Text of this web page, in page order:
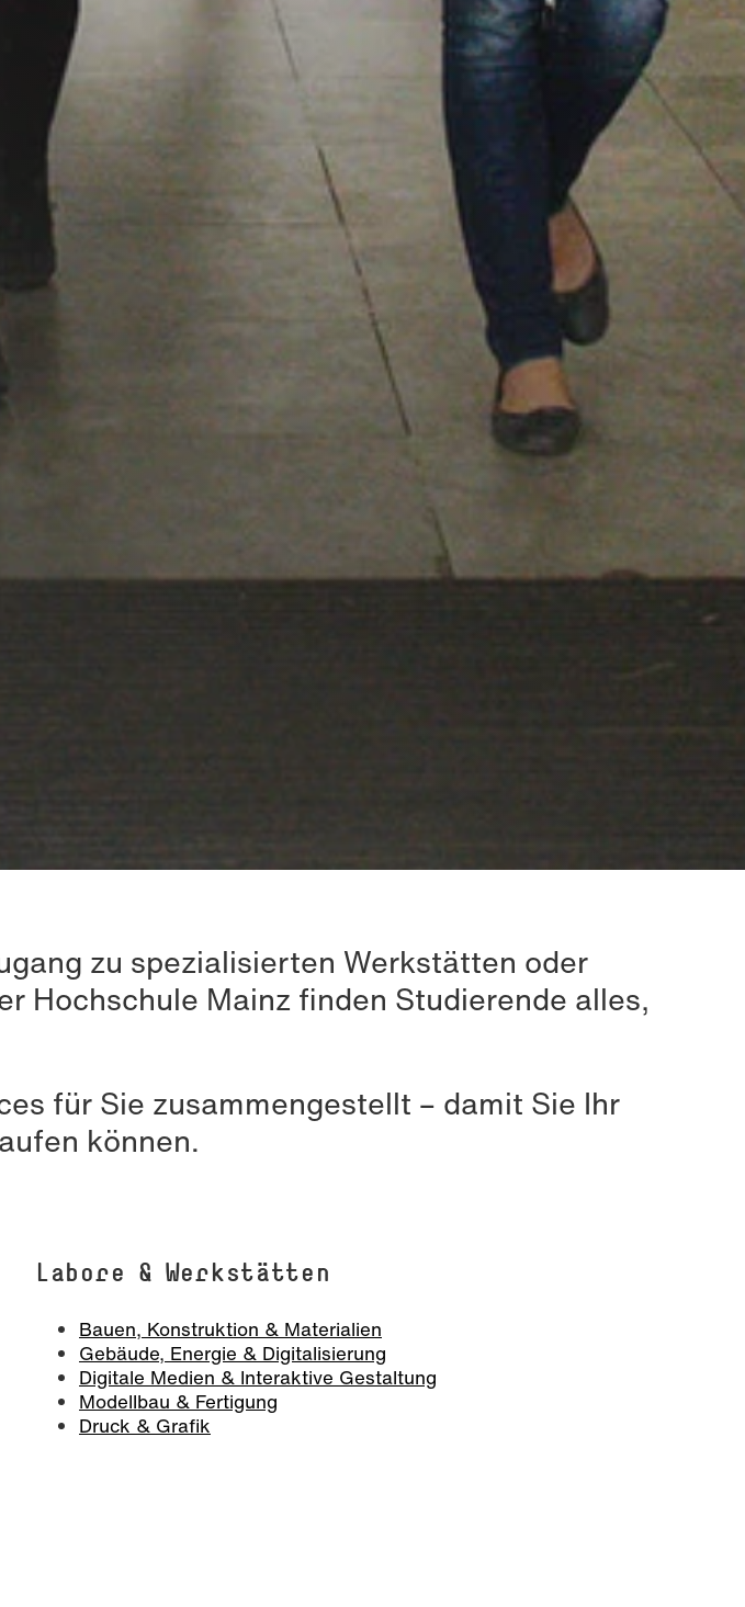
zu spezialisierten Werkstätten oder
Hochschule Mainz finden Studierende alles,
für Sie zusammengestellt – damit Sie Ihr
können.
Labore & Werkstätten
Bauen, Konstruktion & Materialien
Gebäude, Energie & Digitalisierung
Digitale Medien & Interaktive Gestaltung
Modellbau & Fertigung
Druck & Grafik